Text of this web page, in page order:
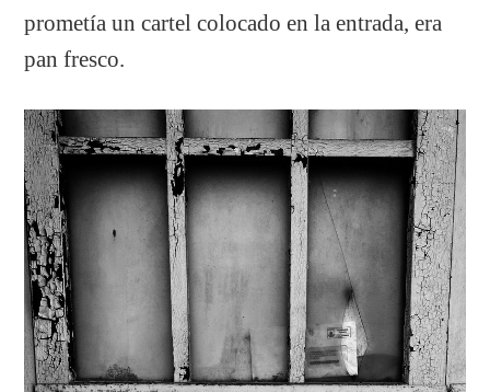
prometía un cartel colocado en la entrada, era
pan fresco.